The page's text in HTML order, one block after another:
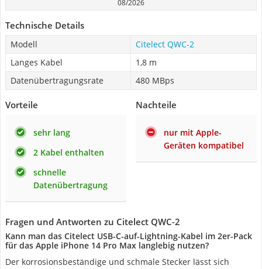
08/2026
Technische Details
Modell
Citelect QWC-2
Langes Kabel
1,8 m
Datenübertragungsrate
480 MBps
Vorteile
sehr lang
2 Kabel enthalten
schnelle
Datenübertragung
Nachteile
nur mit Apple-
Geräten kompatibel
Fragen und Antworten zu Citelect QWC-2
Kann man das Citelect USB-C-auf-Lightning-Kabel im 2er-Pack
für das Apple iPhone 14 Pro Max langlebig nutzen?
Der korrosionsbeständige und schmale Stecker lässt sich